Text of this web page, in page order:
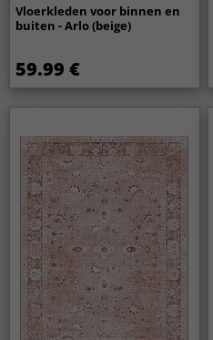
Vloerkleden voor binnen en
buiten - Arlo (beige)
59.99 €